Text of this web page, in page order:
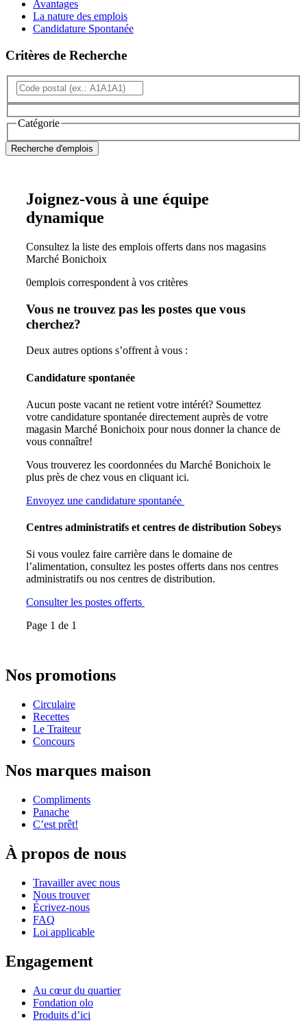
emplois
Avantages
La nature des emplois
Candidature Spontanée
Critères de Recherche
Recherche
d'emplois
par
code
postal
Filtrez
les
d'emploi
code
prendra
minute
remplir.
Votre
postal
stocké
dans
votre
être
effacé
manuellement.
Code
postal
A1A1A1)
Filtrer
emplois
par
Catégorie
Recherche d'emplois
Joignez-vous à une équipe
dynamique
Consultez la liste des emplois offerts dans nos magasins
Marché Bonichoix
0emplois correspondent à vos critères
Vous ne trouvez pas les postes que vous
cherchez?
Deux autres options s’offrent à vous :
Candidature spontanée
Aucun poste vacant ne retient votre intérét? Soumettez
votre candidature spontanée directement auprès de votre
magasin Marché Bonichoix pour nous donner la chance de
vous connaître!
Vous trouverez les coordonnées du Marché Bonichoix le
plus près de chez vous en cliquant ici.
Envoyez une candidature spontanée
Centres administratifs et centres de distribution Sobeys
Si vous voulez faire carrière dans le domaine de
l’alimentation, consultez les postes offerts dans nos centres
administratifs ou nos centres de distribution.
Consulter les postes offerts
Page 1 de 1
Nos promotions
Circulaire
Recettes
Le Traiteur
Concours
Nos marques maison
Compliments
Panache
C’est prêt!
À propos de nous
Travailler avec nous
Nous trouver
Écrivez-nous
FAQ
Loi applicable
Engagement
Au cœur du quartier
Fondation olo
Produits d’ici